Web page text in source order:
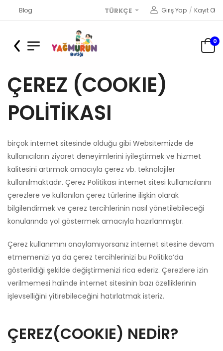
Blog TÜRKÇE Giriş Yap / Kayıt Ol
0
ÇEREZ (COOKIE)
POLİTİKASI
birçok internet sitesinde olduğu gibi Websitemizde de
kullanıcıların ziyaret deneyimlerini iyileştirmek ve hizmet
kalitesini artırmak amacıyla çerez vb. teknolojiler
kullanılmaktadır. Çerez Politikası internet sitesi kullanıcılarını
çerezlere ve kullanılan çerez türlerine ilişkin olarak
bilgilendirmek ve çerez tercihlerinin nasıl yönetilebileceği
konularında yol göstermek amacıyla hazırlanmıştır.
Çerez kullanımını onaylamıyorsanız internet sitesine devam
etmemenizi ya da çerez tercihlerinizi bu Politika’da
gösterildiği şekilde değiştirmenizi rica ederiz. Çerezlere izin
verilmemesi halinde internet sitesinin bazı özelliklerinin
işlevselliğini yitirebileceğini hatırlatmak isteriz.
ÇEREZ(COOKIE) NEDİR?